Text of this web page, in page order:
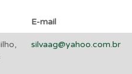
E-mail
silvaag@yahoo.com.br